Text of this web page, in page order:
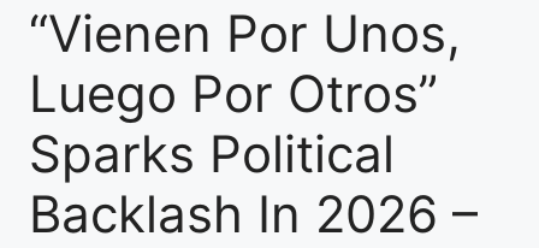
“Vienen Por Unos,
Luego Por Otros”
Sparks Political
Backlash In 2026 –